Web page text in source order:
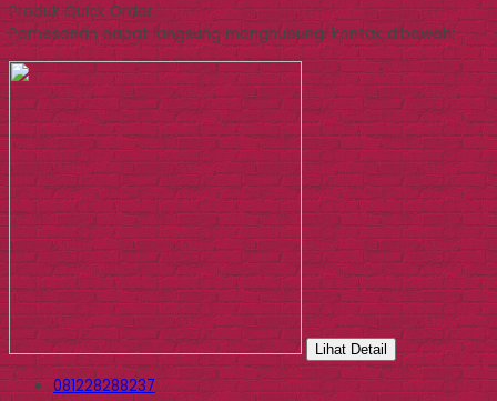
Produk Quick Order
Pemesanan dapat langsung menghubungi kontak dibawah:
Lihat Detail
081228288237